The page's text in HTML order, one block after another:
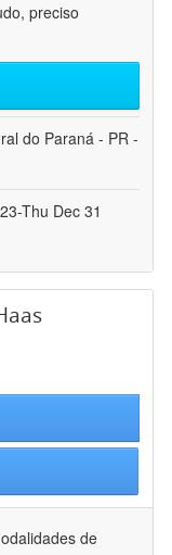
preciso
do Paraná - PR -
Thu Dec 31
de